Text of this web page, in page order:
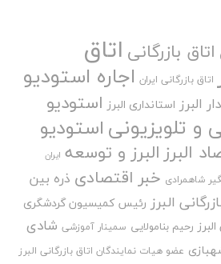
اتاق بازرگانی اتاق
اتاق بازرگانی ایران اجاره استودیو
البرز استانداری البرز استودیو
و تلویزیونیاستودیو
البرزالبرز و توسعه ایران
شاهمرادی خبر اقتصادی ذره بین
البرز رئیس کمیسیون گردشگری
رحیم بنامولایی سمینار آموزشی شادی
عضو هیات نمایندگان اتاق بازرگانی البرز